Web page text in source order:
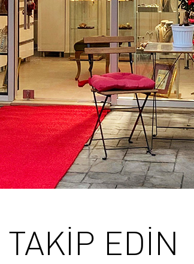
EDİN